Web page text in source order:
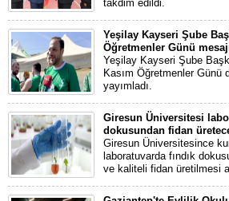
takdim edildi.
Yeşilay Kayseri Şube
Öğretmenler Günü
Yeşilay Kayseri Şube
Kasım Öğretmenler Günü
yayımladı.
Giresun Üniversitesi
dokusundan fidan
Giresun Üniversitesince
laboratuvarda fındık
ve kaliteli fidan üretilmesi